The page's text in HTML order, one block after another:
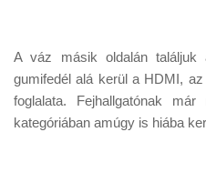
A váz másik oldalán találjuk
gumifedél alá kerül a HDMI,
foglalata. Fejhallgatónak
kategóriában amúgy is hiába